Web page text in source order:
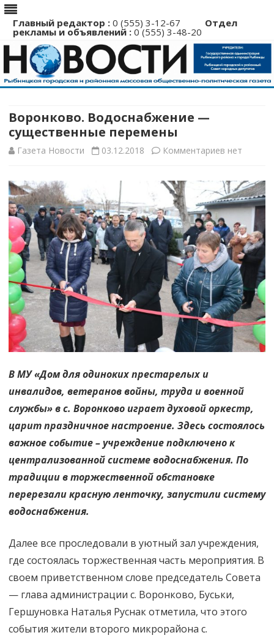
Главный редактор : 0 (555) 3-12-67 Отдел
рекламы и объявлений : 0 (555) 3-48-20
Перейти
содержимому
Воронково. Водоснабжение —
существенные перемены
Газета Новости 03.12.2018 Комментариев к
Воронково.
—
перемены
нет
В МУ «Дом для одиноких престарелых и
инвалидов, ветеранов войны, труда и военной
службы» в с. Воронково играет духовой оркестр,
царит праздничное настроение. Здесь состоялось
важное событие – учреждение подключено к
централизованной системе водоснабжения. По
традиции в торжественной обстановке
перерезали красную ленточку, запустили систему
водоснабжения.
Далее все проследовали в уютный зал учреждения,
где состоялась торжественная часть мероприятия. В
своем приветственном слове председатель Совета
— глава администрации с. Воронково, Буськи,
Гершуновка Наталья Руснак отметила, что этого
события жители второго микрорайона с.